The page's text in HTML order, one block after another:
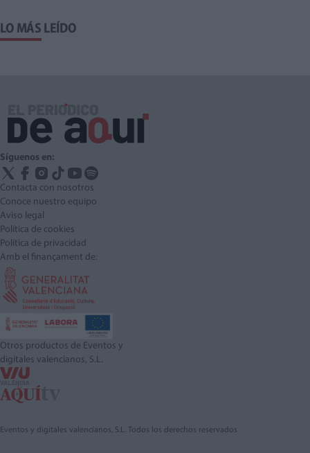
LO MÁS LEÍDO
Síguenos en:
Contacta con nosotros
Conoce nuestro equipo
Aviso legal
Política de cookies
Política de privacidad
Amb el finançament de:
Otros productos de Eventos y
digitales valencianos, S.L.
Eventos y digitales valencianos, S.L. Todos los derechos reservados